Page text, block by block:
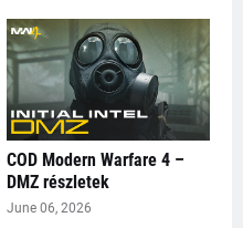
COD Modern Warfare 4 –
DMZ részletek
June 06, 2026